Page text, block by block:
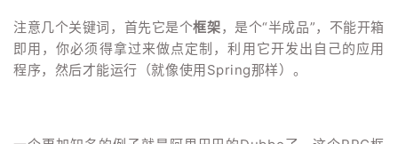
注意几个关键词，首先它是个框架，是个“半成品”，不能开箱
即用，你必须得拿过来做点定制，利用它开发出自己的应用
程序，然后才能运行（就像使用Spring那样）。